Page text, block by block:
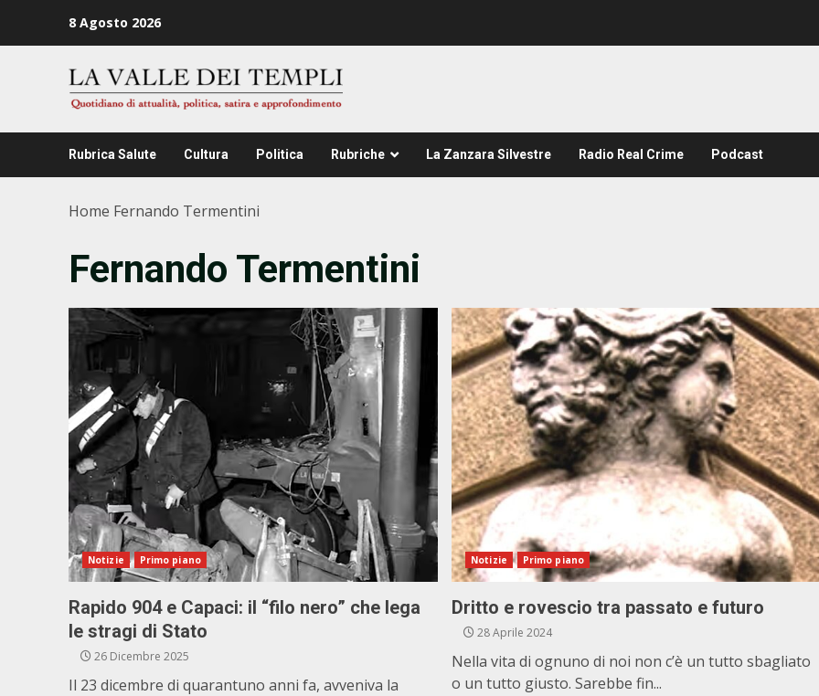
8 Agosto 2026
Rubrica Salute Cultura Politica Rubriche La Zanzara Silvestre Radio Real Crime Podcast
Home Fernando Termentini
Fernando Termentini
Notizie Primo piano
Rapido 904 e Capaci: il “filo nero” che lega
le stragi di Stato
26 Dicembre 2025
Il 23 dicembre di quarantuno anni fa, avveniva la
Notizie Primo piano
Dritto e rovescio tra passato e futuro
28 Aprile 2024
Nella vita di ognuno di noi non c’è un tutto sbagliato
o un tutto giusto. Sarebbe fin...